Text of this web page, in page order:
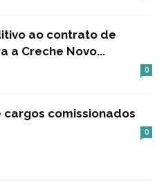
ao contrato de
a Creche Novo...
0
cargos comissionados
0